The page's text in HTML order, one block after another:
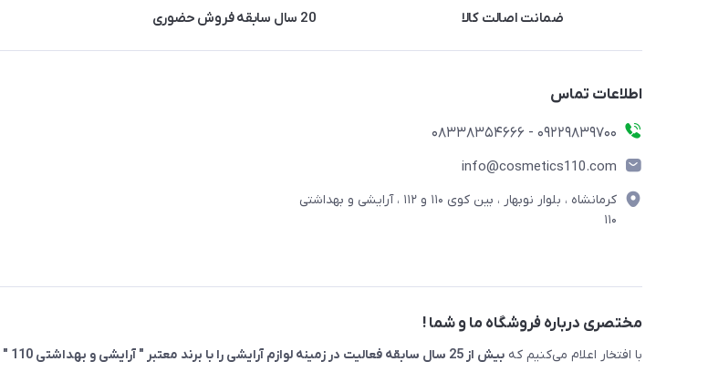
ضمانت اصالت کالا 20 سال سابقه فروش حضوری
اطلاعات تماس
09229839700 - 08338354666
info@cosmetics110.com
کرمانشاه ، بلوار نوبهار ، بین کوی ۱۱۰ و ۱۱۲ ، آرایشی و بهداشتی
۱۱۰
مختصری درباره فروشگاه ما و شما !
با افتخار اعلام می‌کنیم که بیش از 25 سال سابقه فعالیت در زمینه لوازم آرایشی را با برند معتبر " آرایشی و بهداشتی 110 "